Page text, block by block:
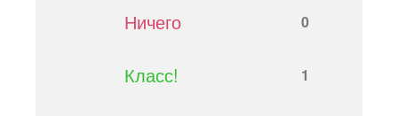
Ничего 0
Класс! 1